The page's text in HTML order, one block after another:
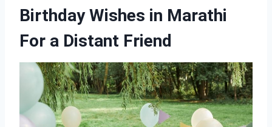
Birthday Wishes in Marathi
For a Distant Friend